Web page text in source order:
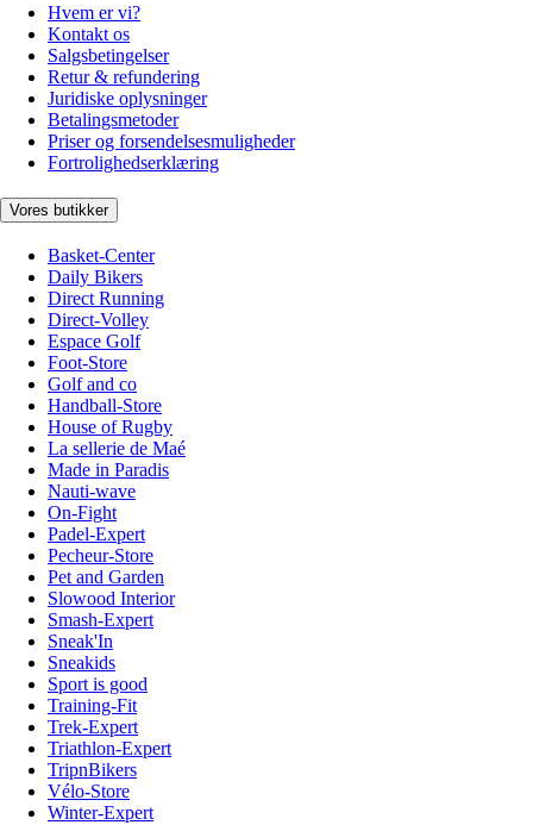
Hvem er vi?
Kontakt os
Salgsbetingelser
Retur & refundering
Juridiske oplysninger
Betalingsmetoder
Priser og forsendelsesmuligheder
Fortrolighedserklæring
Vores butikker
Basket-Center
Daily Bikers
Direct Running
Direct-Volley
Espace Golf
Foot-Store
Golf and co
Handball-Store
House of Rugby
La sellerie de Maé
Made in Paradis
Nauti-wave
On-Fight
Padel-Expert
Pecheur-Store
Pet and Garden
Slowood Interior
Smash-Expert
Sneak'In
Sneakids
Sport is good
Training-Fit
Trek-Expert
Triathlon-Expert
TripnBikers
Vélo-Store
Winter-Expert